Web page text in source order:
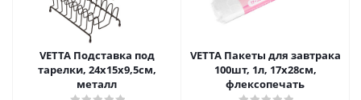
VETTA Подставка под
тарелки, 24х15х9,5см,
металл
VETTA Пакеты для завтрака
100шт, 1л, 17х28см,
флексопечать